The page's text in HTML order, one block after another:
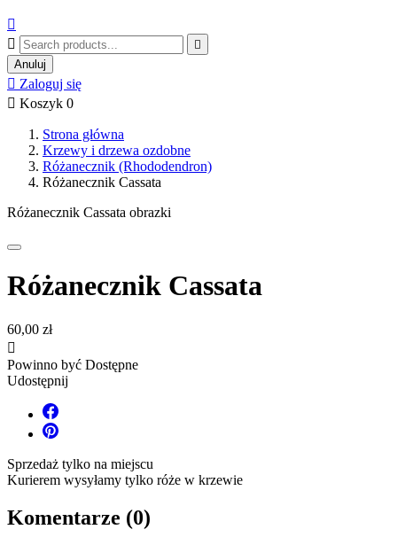



Anuluj
 Zaloguj się
 Koszyk 0
Strona główna
Krzewy i drzewa ozdobne
Różanecznik (Rhododendron)
Różanecznik Cassata
Różanecznik Cassata obrazki
Różanecznik Cassata
60,00 zł

Powinno być Dostępne
Udostępnij
Sprzedaż tylko na miejscu
Kurierem wysyłamy tylko róże w krzewie
Komentarze (0)